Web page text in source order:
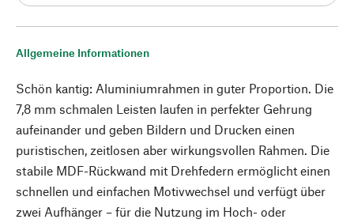
Allgemeine Informationen
Schön kantig: Aluminiumrahmen in guter Proportion. Die
7,8 mm schmalen Leisten laufen in perfekter Gehrung
aufeinander und geben Bildern und Drucken einen
puristischen, zeitlosen aber wirkungsvollen Rahmen. Die
stabile MDF-Rückwand mit Drehfedern ermöglicht einen
schnellen und einfachen Motivwechsel und verfügt über
zwei Aufhänger – für die Nutzung im Hoch- oder